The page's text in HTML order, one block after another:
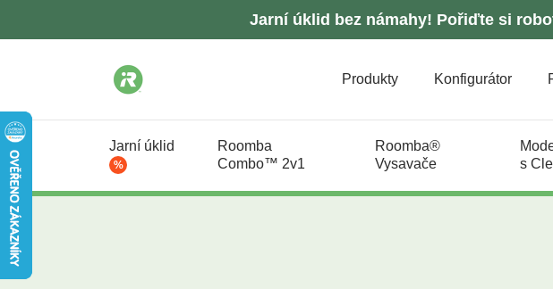
Jarní úklid bez námahy! Pořiďte si
Produkty Konfigurátor
Jarní úklid
%
Roomba
Combo™ 2v1
Roomba®
Vysavače
s